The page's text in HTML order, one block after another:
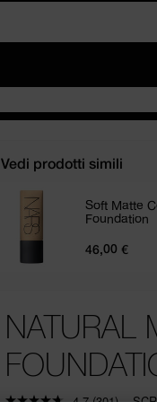
Vedi prodotti simili
Soft Matte
Foundation
46,00 €
NATURAL